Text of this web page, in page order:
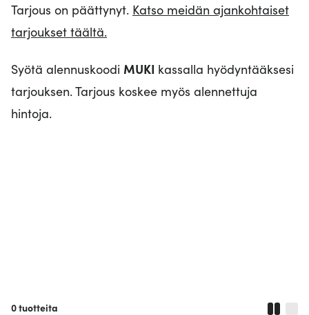
Tarjous on päättynyt. Katso meidän ajankohtaiset
tarjoukset täältä.
Syötä alennuskoodi MUKI kassalla hyödyntääksesi
tarjouksen. Tarjous koskee myös alennettuja
hintoja.
0tuotteita